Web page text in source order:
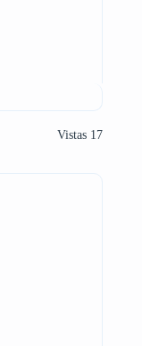
Vistas 17